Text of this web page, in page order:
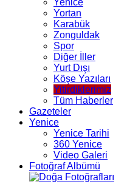
Yortan
Karabük
Zonguldak
Spor
Diğer İller
Yurt Dışı
Köşe Yazıları
Yitirdiklerimiz
Tüm Haberler
Gazeteler
Yenice
Yenice Tarihi
360 Yenice
Video Galeri
Fotoğraf Albümü